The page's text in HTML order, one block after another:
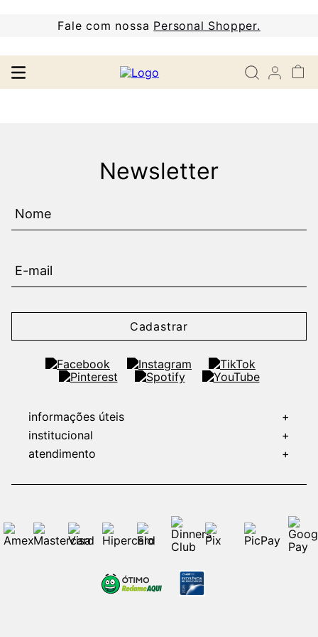
Fale com nossa Personal Shopper.
Newsletter
Cadastrar
informações úteis
+
institucional
+
atendimento
+